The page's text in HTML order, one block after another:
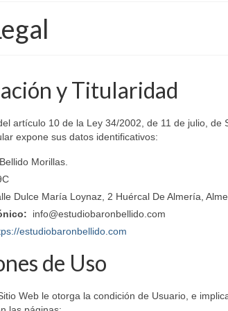
y Titularidad
artículo 10 de la Ley 34/2002, de 11 de julio,
expone sus datos identificativos:
Morillas.
Dulce María Loynaz, 2 Huércal De Almería,
info@estudiobaronbellido.com
estudiobaronbellido.com
de Uso
Web le otorga la condición de Usuario, e